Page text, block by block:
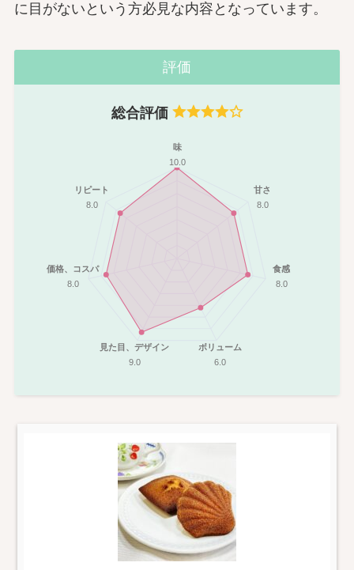
に目がないという方必見な内容となっています。
評価
総合評価
味
10.0
甘さ
8.0
食感
8.0
ボリューム
6.0
見た目、デザイン
9.0
価格、コスパ
8.0
リピート
8.0